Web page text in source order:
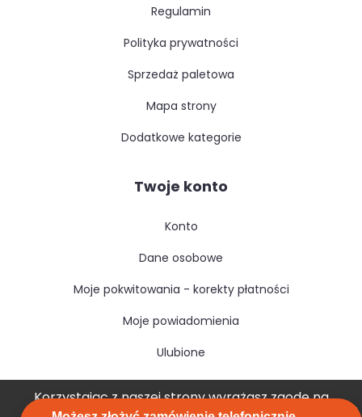
Korzystając z naszej strony wyrażasz zgodę na
regulamin
polityka prywatności
sprzedaż paletowa
mapa strony
dodatkowe kategorie
Twoje konto
konto
dane osobowe
moje pokwitowania - korekty płatności
moje powiadomienia
ulubione